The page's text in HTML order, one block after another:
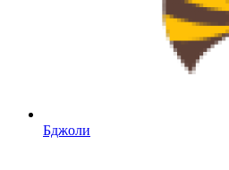
Бджоли